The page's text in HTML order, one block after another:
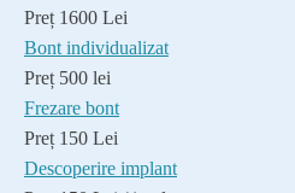
Preț 1600 Lei
Bont individualizat
Preț 500 lei
Frezare bont
Preț 150 Lei
Descoperire implant